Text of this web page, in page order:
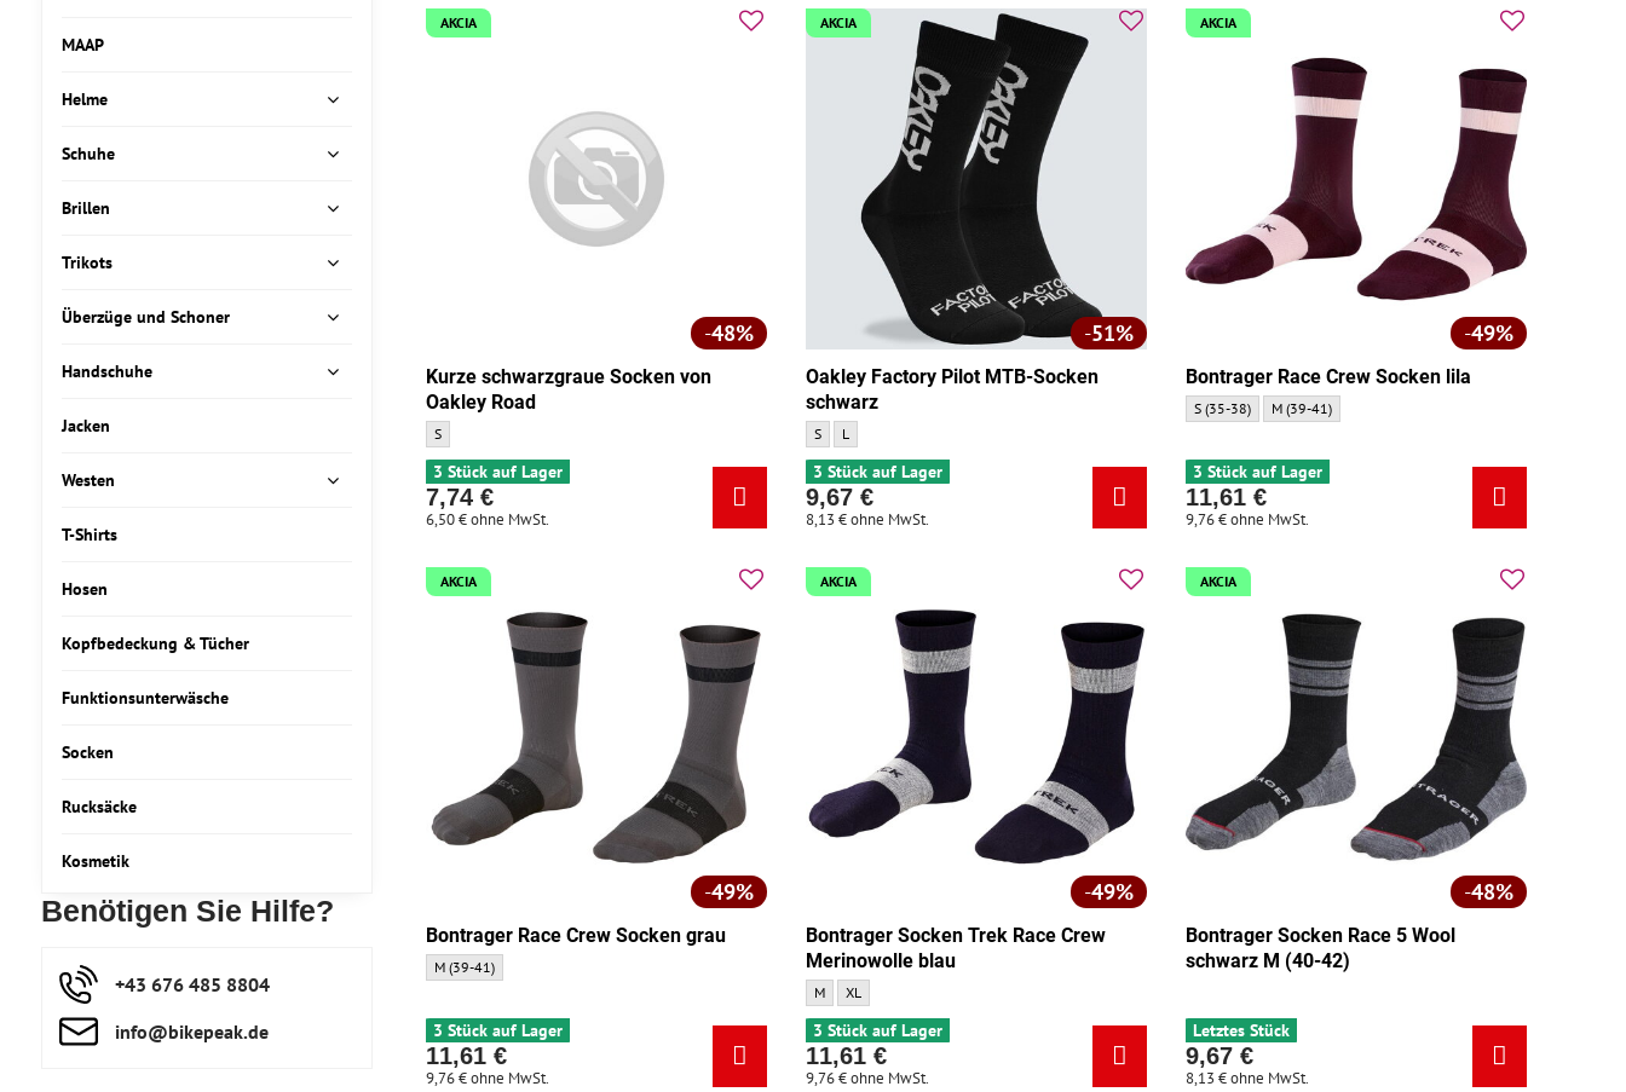
48%
AKCIA
Kurze schwarzgraue Socken von
Oakley Road
Kurze schwarzgraue Socken von Oakley Road - Größe:
S
3 Stück auf Lager
7,74 €
6,50 €ohne MwSt.
51%
AKCIA
Oakley Factory Pilot MTB-Socken
schwarz
Oakley Factory Pilot MTB-Socken schwarz - Größe:
S Oakley Factory Pilot MTB-Socken schwarz - Größe:
L
3 Stück auf Lager
9,67 €
8,13 €ohne MwSt.
49%
AKCIA
Bontrager Race Crew Socken lila
Bontrager Race Crew Socken lila - Größe:
S (35-38) Bontrager Race Crew Socken lila - Größe:
M (39-41)
3 Stück auf Lager
11,61 €
9,76 €ohne MwSt.
49%
AKCIA
Bontrager Race Crew Socken grau
Bontrager Race Crew Socken grau - Größe:
M (39-41)
3 Stück auf Lager
11,61 €
9,76 €ohne MwSt.
49%
AKCIA
Bontrager Socken Trek Race Crew
Merinowolle blau
Bontrager Socken Trek Race Crew Merinowolle blau - Größe:
M Bontrager Socken Trek Race Crew Merinowolle blau - Größe:
XL
3 Stück auf Lager
11,61 €
9,76 €ohne MwSt.
48%
AKCIA
Bontrager Socken Race 5 Wool
schwarz M (40-42)
Letztes Stück
9,67 €
8,13 €ohne MwSt.
Benötigen Sie Hilfe?
+43 676 485 8804
info​@bikepeak​.de
MAAP
Helme
Schuhe
Brillen
Trikots
Überzüge und Schoner
Handschuhe
Jacken
Westen
T-Shirts
Hosen
Kopfbedeckung & Tücher
Funktionsunterwäsche
Socken
Rucksäcke
Kosmetik